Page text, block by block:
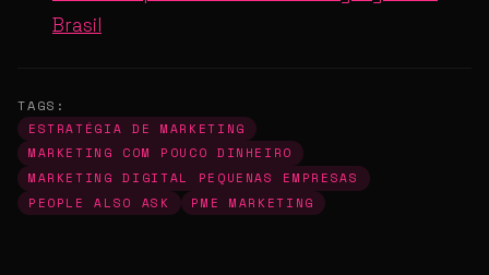
Brasil
TAGS:
ESTRATÉGIA DE MARKETING
MARKETING COM POUCO DINHEIRO
MARKETING DIGITAL PEQUENAS EMPRESAS
PEOPLE ALSO ASK
PME MARKETING